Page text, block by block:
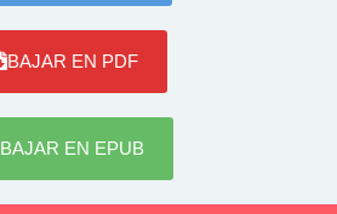
BAJAR EN PDF
BAJAR EN EPUB